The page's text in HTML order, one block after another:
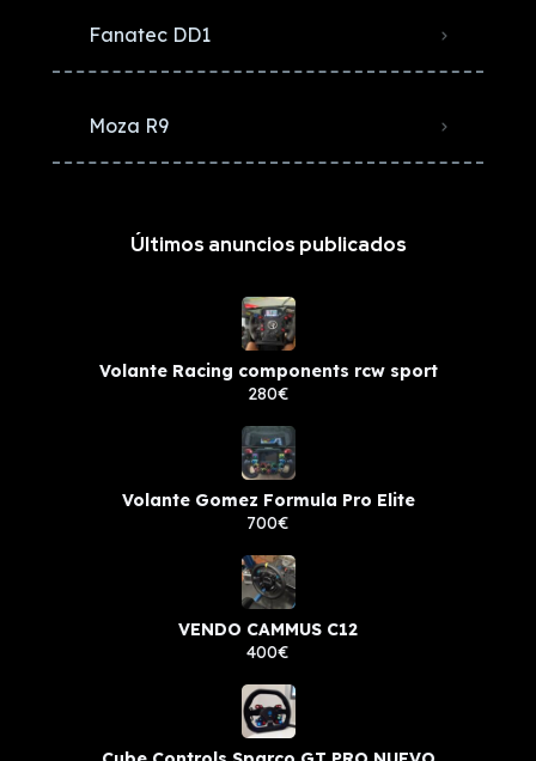
Fanatec DD1
Moza R9
Últimos anuncios publicados
Volante Racing components rcw sport
280€
Volante Gomez Formula Pro Elite
700€
VENDO CAMMUS C12
400€